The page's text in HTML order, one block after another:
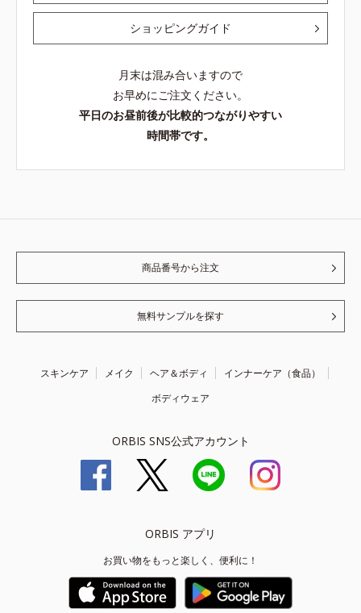
ショッピングガイド
月末は混み合いますので
お早めにご注文ください。
平日のお昼前後が比較的つながりやすい
時間帯です。
商品番号から注文
無料サンプルを探す
スキンケア メイク ヘア＆ボディ
インナーケア（食品）
ボディウェア
ORBIS SNS公式アカウント
ORBIS アプリ
お買い物をもっと楽しく、便利に！